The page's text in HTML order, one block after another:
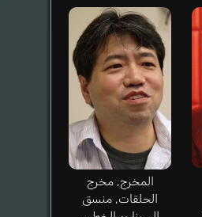
المخرج, مخرج
الحلقات, منسق